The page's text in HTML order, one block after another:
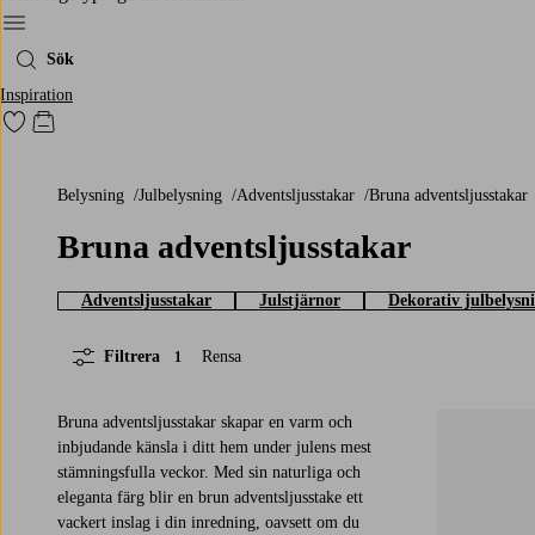
Meny
Sök
Inspiration
Gå till favoritmarkerade produkter
Gå till kundvagnen
Belysning Julbelysning Adventsljusstakar Bruna adventsljusstakar
Bruna adventsljusstakar
Adventsljusstakar Julstjärnor Dekorativ
Filtrera 1 Rensa
Bruna adventsljusstakar skapar en varm och
inbjudande känsla i ditt hem under julens mest
stämningsfulla veckor. Med sin naturliga och
eleganta färg blir en brun adventsljusstake ett
vackert inslag i din inredning, oavsett om du